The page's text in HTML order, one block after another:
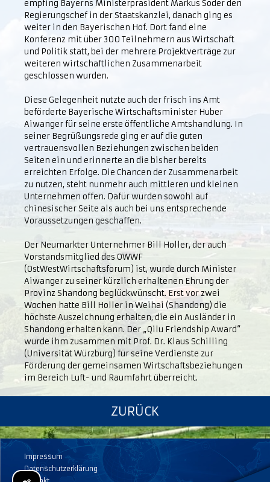
empfing Bayerns Ministerpräsident Markus Söder den
Regierungschef in der Staatskanzlei, danach ging es
weiter in den Bayerischen Hof. Dort fand eine
Konferenz mit über 300 Teilnehmern aus Wirtschaft
und Politik statt, bei der mehrere Projektverträge zur
weiteren wirtschaftlichen Zusammenarbeit
geschlossen wurden.
Diese Gelegenheit nutzte auch der frisch ins Amt
beförderte Bayerische Wirtschaftsminister Huber
Aiwanger für seine erste öffentliche Amtshandlung. In
seiner Begrüßungsrede ging er auf die guten
vertrauensvollen Beziehungen zwischen beiden
Seiten ein und erinnerte an die bisher bereits
erreichten Erfolge. Die Chancen der Zusammenarbeit
zu nutzen, steht nunmehr auch mittleren und kleinen
Unternehmen offen. Dafür wurden sowohl auf
chinesischer Seite als auch bei uns entsprechende
Voraussetzungen geschaffen.
Der Neumarkter Unternehmer Bill Holler, der auch
Vorstandsmitglied des OWWF
(OstWestWirtschaftsforum) ist, wurde durch Minister
Aiwanger zu seiner kürzlich erhaltenen Ehrung der
Provinz Shandong beglückwünscht. Erst vor zwei
Wochen hatte Bill Holler in Weihai (Shandong) die
höchste Auszeichnung erhalten, die ein Ausländer in
Shandong erhalten kann. Der „Qilu Friendship Award“
wurde ihm zusammen mit Prof. Dr. Klaus Schilling
(Universität Würzburg) für seine Verdienste zur
Förderung der gemeinsamen Wirtschaftsbeziehungen
im Bereich Luft- und Raumfahrt überreicht.
ZURÜCK
Impressum
Datenschutzerklärung